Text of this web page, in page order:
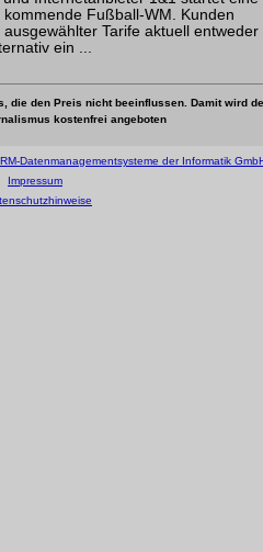
Fußball-WM. Kunden
Tarife aktuell entweder
ein ...
die den Preis nicht beeinflussen. Damit wird
kostenfrei angeboten
Datenmanagementsysteme der Informatik
Impressum